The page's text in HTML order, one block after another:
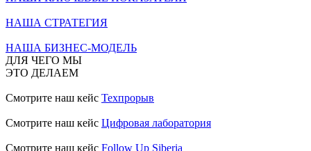
НАША СТРАТЕГИЯ
НАША БИЗНЕС-МОДЕЛЬ
ДЛЯ ЧЕГО МЫ
ЭТО ДЕЛАЕМ
Смотрите наш кейс Техпрорыв
Смотрите наш кейс Цифровая лаборатория
Смотрите наш кейс Follow Up Siberia